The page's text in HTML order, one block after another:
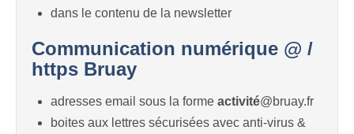
dans le contenu de la newsletter
Communication numérique @ /
https Bruay
adresses email sous la forme activité@bruay.fr
boites aux lettres sécurisées avec anti-virus &